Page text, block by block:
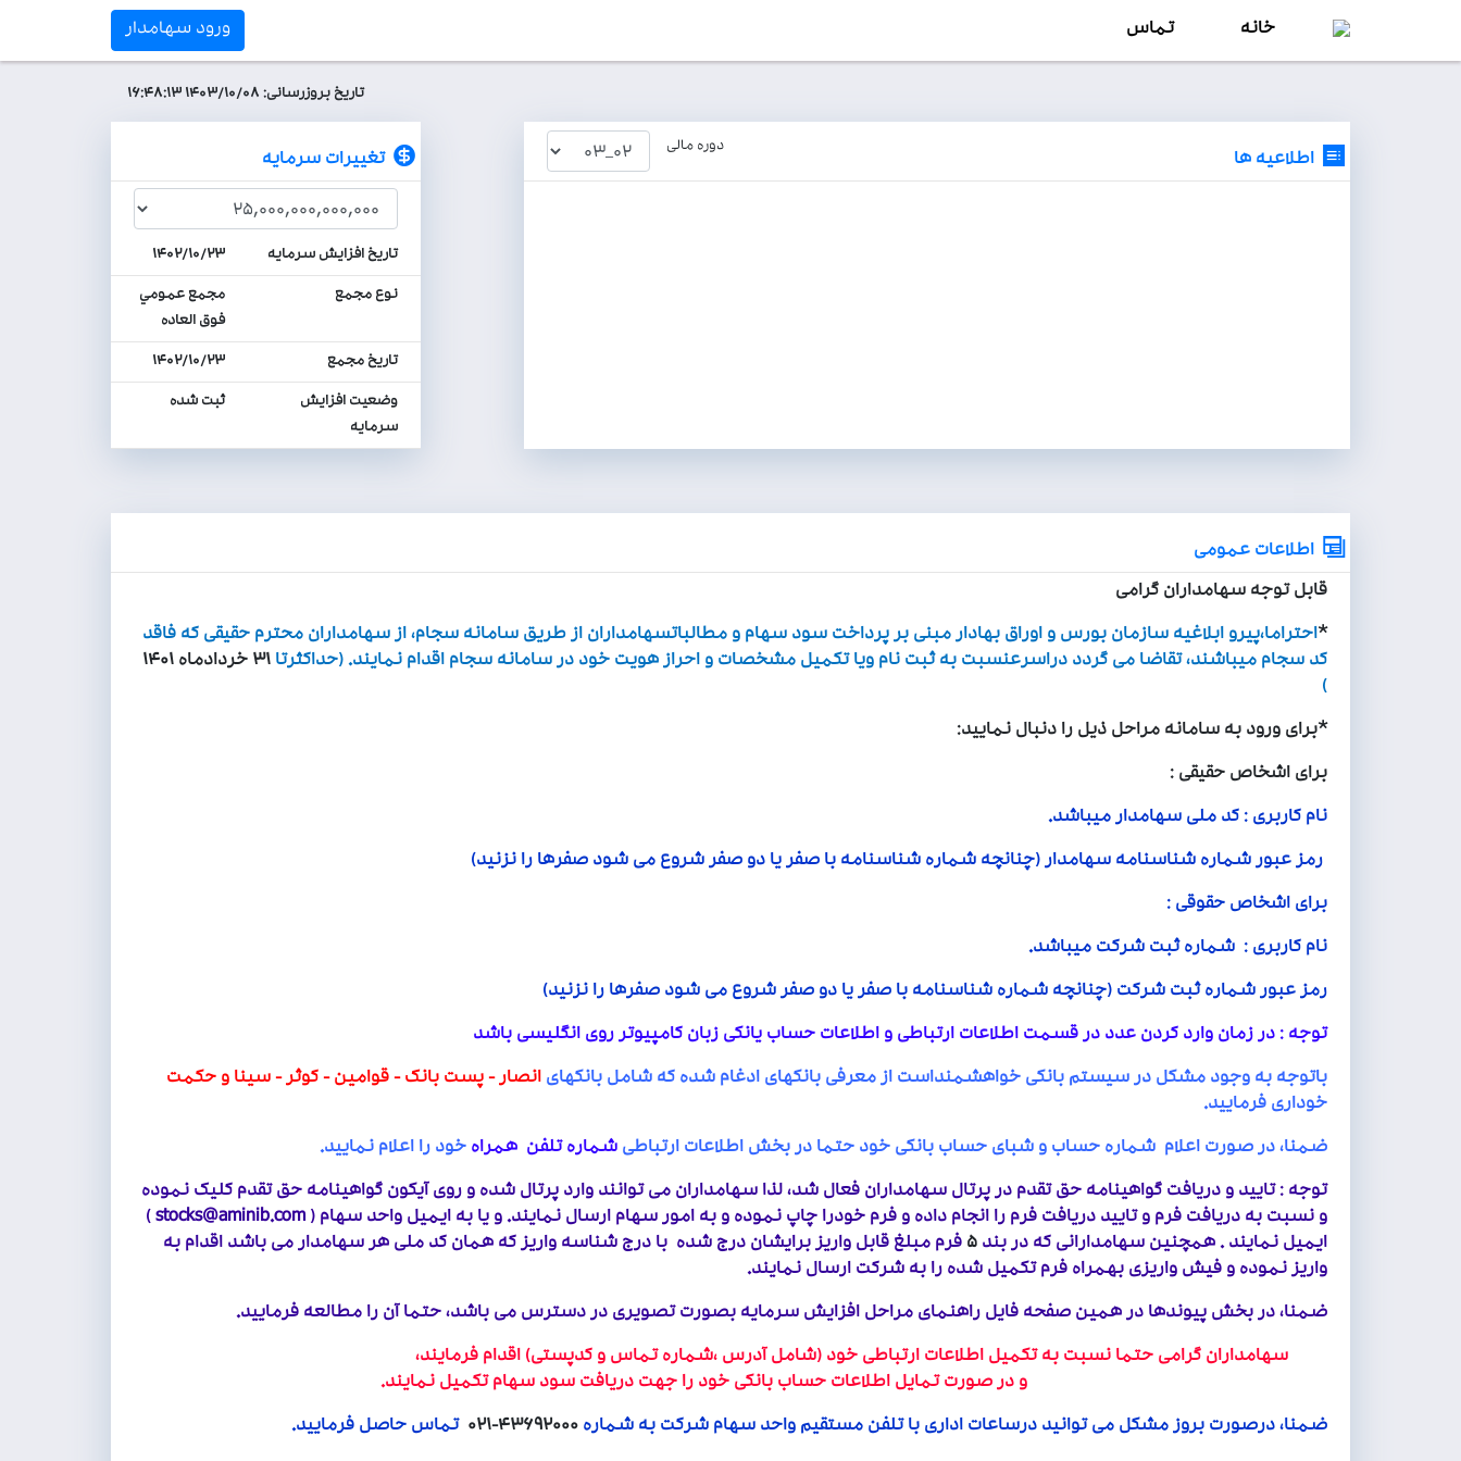
خانه تماس ورود سهامدار
تاریخ بروزرسانی: ۱۴۰۳/۱۰/۰۸ ۱۶:۴۸:۱۳
اطلاعیه ها
دوره مالی
تغييرات سرمايه
تاريخ افزايش سرمايه ۱۴۰۲/۱۰/۲۳
نوع مجمع
مجمع عمومي
فوق العاده
تاريخ مجمع ۱۴۰۲/۱۰/۲۳
وضعيت افزايش
سرمايه
ثبت شده
اطلاعات عمومی
قابل توجه سهامداران گرامی
*احتراما،پیرو ابلاغیه سازمان بورس و اوراق بهادار مبنی بر پرداخت سود سهام و مطالباتسهامداران از طریق سامانه سجام، از سهامداران محترم حقیقی که فاقد
کد سجام می­باشند، تقاضا می گردد دراسرعنسبت به ثبت نام ویا تکمیل مشخصات و احراز هویت خود در سامانه سجام اقدام نمایند. (حداکثرتا ۳۱ خردادماه ۱۴۰۱
)
*برای ورود به سامانه مراحل ذیل را دنبال نمایید:
برای اشخاص حقیقی :
نام کاربری : کد ملی سهامدار میباشد.
رمز عبور شماره شناسنامه سهامدار (چنانچه شماره شناسنامه با صفر یا دو صفر شروع می شود صفرها را نزنید)
برای اشخاص حقوقی :
نام کاربری : شماره ثبت شرکت میباشد.
رمز عبور شماره ثبت شرکت (چنانچه شماره شناسنامه با صفر یا دو صفر شروع می شود صفرها را نزنید)
توجه : در زمان وارد کردن عدد در قسمت اطلاعات ارتباطی و اطلاعات حساب یانکی زبان کامپیوتر روی انگلیسی باشد
باتوجه به وجود مشکل در سیستم بانکی خواهشمنداست از معرفی بانکهای ادغام شده که شامل بانکهای انصار - پست بانک - قوامین - کوثر - سینا و حکمت
خوداری فرمایید.
ضمنا، در صورت اعلام شماره حساب و شبای حساب بانکی خود حتما در بخش اطلاعات ارتباطی شماره تلفن همراه خود را اعلام نمایید.
توجه : تایید و دریافت گواهینامه حق تقدم در پرتال سهامداران فعال شد، لذا سهامداران می توانند وارد پرتال شده و روی آیکون گواهینامه حق تقدم کلیک نموده
و نسبت به دریافت فرم و تایید دریافت فرم را انجام داده و فرم خودرا چاپ نموده و به امور سهام ارسال نمایند. و یا به ایمیل واحد سهام (stocks@aminib.com
)
ایمیل نمایند . همچنین سهامدارانی که در بند ۵ فرم مبلغ قابل واریز برایشان درج شده با درج شناسه واریز که همان کد ملی هر سهامدار می باشد اقدام به
واریز نموده و فیش واریزی بهمراه فرم تکمیل شده را به شرکت ارسال نمایند.
ضمنا، در بخش پیوندها در همین صفحه فایل راهنمای مراحل افزایش سرمایه بصورت تصویری در دسترس می باشد، حتما آن را مطالعه فرمایید.
سهامداران گرامی حتما نسبت به تکمیل اطلاعات ارتباطی خود (شامل آدرس ،شماره تماس و کدپستی) اقدام فرمایند،
و در صورت تمایل اطلاعات حساب بانکی خود را جهت دریافت سود سهام تکمیل نمایند.
ضمنا، درصورت بروز مشکل می توانید درساعات اداری با تلفن مستقیم واحد سهام شرکت به شماره ۴۳۶۹۲۰۰۰-۰۲۱ تماس حاصل فرمایید.